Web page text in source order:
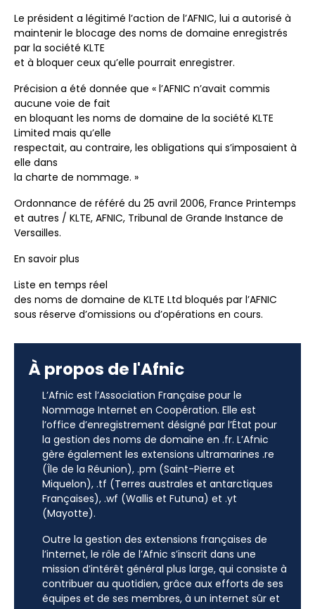
Le président a légitimé l’action de l’AFNIC, lui a autorisé à
maintenir le blocage des noms de domaine enregistrés
par la société KLTE
et à bloquer ceux qu’elle pourrait enregistrer.
Précision a été donnée que « l’AFNIC n’avait commis
aucune voie de fait
en bloquant les noms de domaine de la société KLTE
Limited mais qu’elle
respectait, au contraire, les obligations qui s’imposaient à
elle dans
la charte de nommage. »
Ordonnance de référé du 25 avril 2006, France Printemps
et autres / KLTE, AFNIC, Tribunal de Grande Instance de
Versailles.
En savoir plus
Liste en temps réel
des noms de domaine de KLTE Ltd bloqués par l’AFNIC
sous réserve d’omissions ou d’opérations en cours.
À propos de l'Afnic
L’Afnic est l’Association Française pour le
Nommage Internet en Coopération. Elle est
l’office d’enregistrement désigné par l’État pour
la gestion des noms de domaine en .fr. L’Afnic
gère également les extensions ultramarines .re
(Île de la Réunion), .pm (Saint-Pierre et
Miquelon), .tf (Terres australes et antarctiques
Françaises), .wf (Wallis et Futuna) et .yt
(Mayotte).
Outre la gestion des extensions françaises de
l’internet, le rôle de l’Afnic s’inscrit dans une
mission d’intérêt général plus large, qui consiste à
contribuer au quotidien, grâce aux efforts de ses
équipes et de ses membres, à un internet sûr et